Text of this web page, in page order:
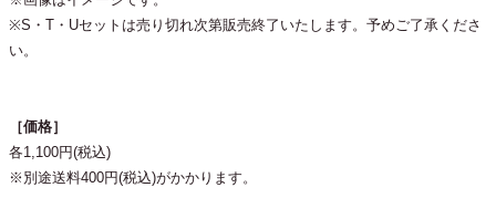
※S・T・Uセットは売り切れ次第販売終了いたします。予めご了承くださ
い。
［価格］
各1,100円(税込)
※別途送料400円(税込)がかかります。